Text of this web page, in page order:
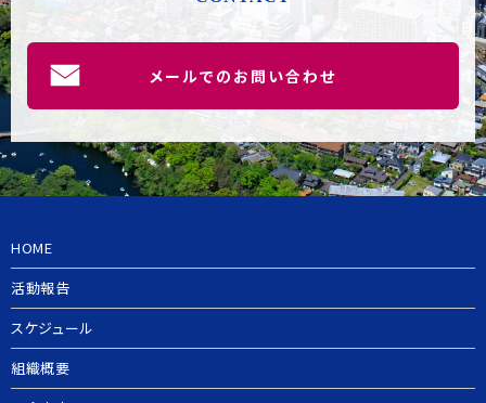
メールでのお問い合わせ
HOME
活動報告
スケジュール
組織概要